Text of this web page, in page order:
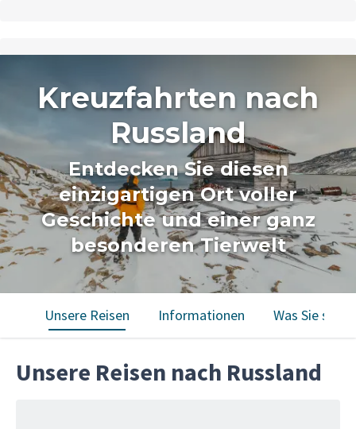
Kreuzfahrten nach
Russland
Entdecken Sie diesen
einzigartigen Ort voller
Geschichte und einer ganz
besonderen Tierwelt
Unsere Reisen Informationen Was Sie
Unsere Reisen nach Russland